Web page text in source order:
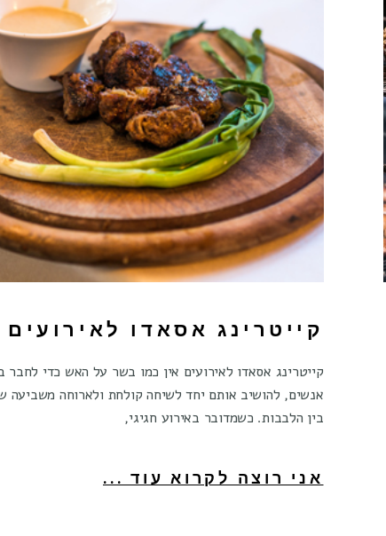
קייטרינג אסאדו לאירועים
קייטרינג אסאדו לאירועים אין כמו בשר על האש כדי לחבר
אנשים, להושיב אותם יחד לשיחה קולחת ולארוחה משביעה
בין הלבבות. כשמדובר באירוע חגיגי,
אני רוצה לקרוא עוד ...